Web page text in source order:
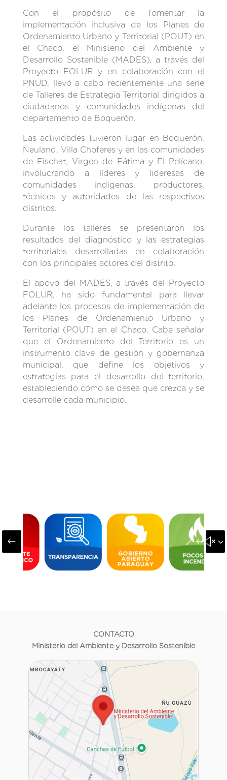
Con el propósito de fomentar la
implementación inclusiva de los Planes de
Ordenamiento Urbano y Territorial (POUT) en
el Chaco, el Ministerio del Ambiente y
Desarrollo Sostenible (MADES), a través del
Proyecto FOLUR y en colaboración con el
PNUD, llevó a cabo recientemente una serie
de Talleres de Estrategia Territorial dirigidos a
ciudadanos y comunidades indígenas del
departamento de Boquerón.
Las actividades tuvieron lugar en Boquerón,
Neuland, Villa Choferes y en las comunidades
de Fischat, Virgen de Fátima y El Pelícano,
involucrando a líderes y lideresas de
comunidades indígenas, productores,
técnicos y autoridades de las respectivos
distritos.
Durante los talleres se presentaron los
resultados del diagnóstico y las estrategias
territoriales desarrolladas en colaboración
con los principales actores del distrito.
El apoyo del MADES, a través del Proyecto
FOLUR, ha sido fundamental para llevar
adelante los procesos de implementación de
los Planes de Ordenamiento Urbano y
Territorial (POUT) en el Chaco. Cabe señalar
que el Ordenamiento del Territorio es un
instrumento clave de gestión y gobernanza
municipal, que define los objetivos y
estrategias para el desarrollo del territorio,
estableciendo cómo se desea que crezca y se
desarrolle cada municipio.
#
CONTACTO
Ministerio del Ambiente y Desarrollo Sostenible